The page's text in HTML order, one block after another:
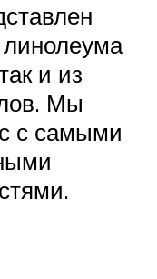
и из
Мы
с самыми